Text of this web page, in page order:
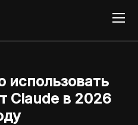
использовать
Claude в 2026